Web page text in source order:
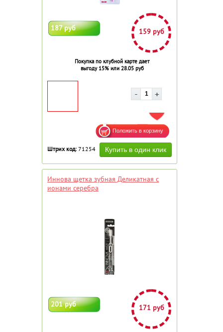
187 руб 159 руб
Покупка по клубной карте дает
выгоду 15% или 28.05 руб
ДОБАВИТЬ В ИЗБРАННОЕ
Штрих код: 71254
Иннова щетка зубная Деликатная с
ионами серебра
201 руб 171 руб